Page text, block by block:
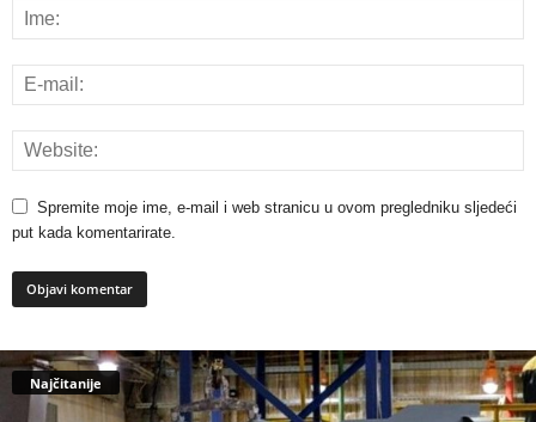
Spremite moje ime, e-mail i web stranicu u ovom pregledniku sljedeći
put kada komentarirate.
Najčitanije